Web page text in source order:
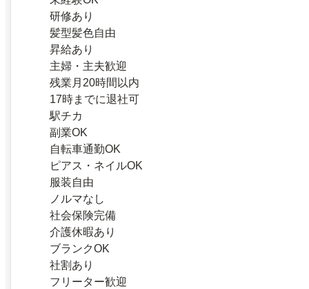
研修あり
髪型髪色自由
昇給あり
主婦・主夫歓迎
残業月20時間以内
17時までに退社可
駅チカ
副業OK
自転車通勤OK
ピアス・ネイルOK
服装自由
ノルマなし
社会保険完備
介護休暇あり
ブランクOK
社割あり
フリーター歓迎